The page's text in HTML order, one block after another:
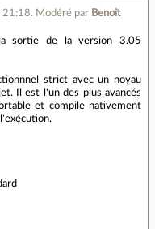
21:18. Modéré par Benoît
sortie de la version 3.05
strict avec un noyau
Il est l'un des plus avancés
et compile nativement